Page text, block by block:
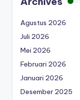
Agustus 2026
Juli 2026
Mei 2026
Februari 2026
Januari 2026
Desember 2025